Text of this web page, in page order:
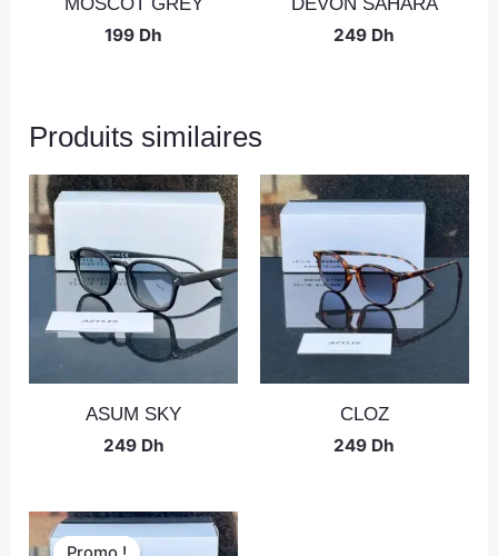
199 Dh
249 Dh
Produits similaires
ASUM SKY
249 Dh
CLOZ
249 Dh